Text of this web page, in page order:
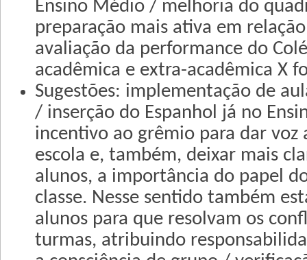
Ensino Médio / melhoria do
preparação mais ativa em
avaliação da performance do
acadêmica e extra-acadêmica X
Sugestões: implementação de
/ inserção do Espanhol já no
incentivo ao grêmio para dar voz
escola e, também, deixar mais
alunos, a importância do papel
classe. Nesse sentido também
alunos para que resolvam os
turmas, atribuindo